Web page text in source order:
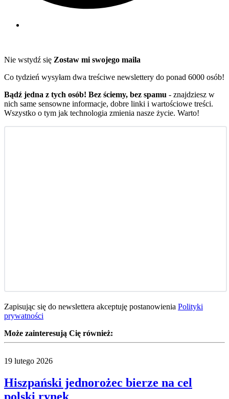
Nie wstydź się Zostaw mi swojego maila
Co tydzień wysyłam dwa treściwe newslettery do ponad 6000 osób!
Bądź jedna z tych osób! Bez ściemy, bez spamu - znajdziesz w
nich same sensowne informacje, dobre linki i wartościowe treści.
Wszystko o tym jak technologia zmienia nasze życie. Warto!
Zapisując się do newslettera akceptuję postanowienia Polityki
prywatności
Może zainteresują Cię również:
19 lutego 2026
Hiszpański jednorożec bierze na cel
polski rynek